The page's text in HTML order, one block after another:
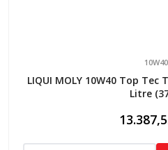
10W40
LIQUI MOLY 10W40 Top Tec
Litre